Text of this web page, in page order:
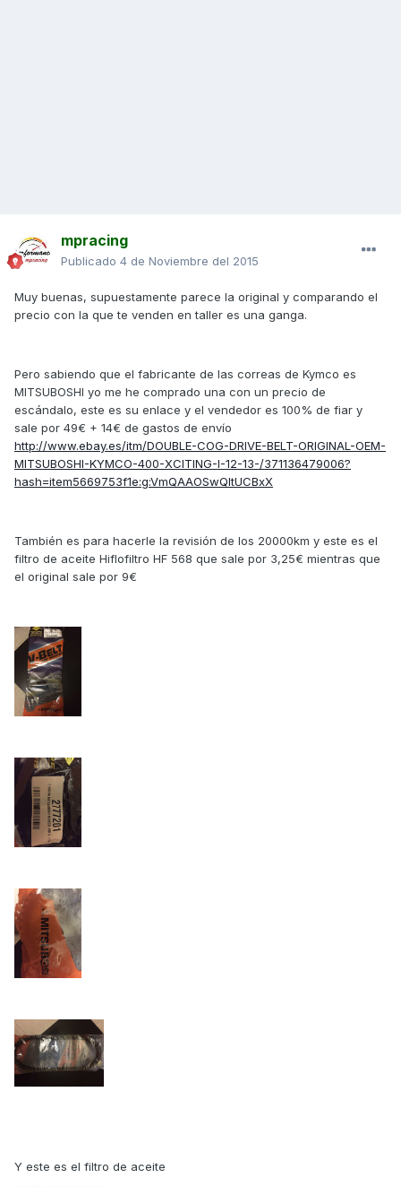
mpracing
Publicado 4 de Noviembre del 2015
Muy buenas, supuestamente parece la original y comparando el
precio con la que te venden en taller es una ganga.
Pero sabiendo que el fabricante de las correas de Kymco es
MITSUBOSHI yo me he comprado una con un precio de
escándalo, este es su enlace y el vendedor es 100% de fiar y
sale por 49€ + 14€ de gastos de envío
http://www.ebay.es/itm/DOUBLE-COG-DRIVE-BELT-ORIGINAL-OEM-
MITSUBOSHI-KYMCO-400-XCITING-I-12-13-/371136479006?
hash=item5669753f1e:g:VmQAAOSwQItUCBxX
También es para hacerle la revisión de los 20000km y este es el
filtro de aceite Hiflofiltro HF 568 que sale por 3,25€ mientras que
el original sale por 9€
Y este es el filtro de aceite